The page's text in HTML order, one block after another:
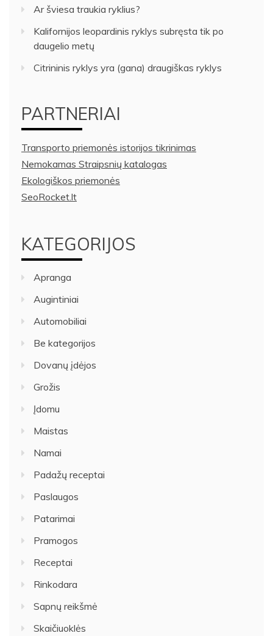
Ar šviesa traukia ryklius?
Kalifornijos leopardinis ryklys subręsta tik po
daugelio metų
Citrininis ryklys yra (gana) draugiškas ryklys
PARTNERIAI
Transporto priemonės istorijos tikrinimas
Nemokamas Straipsnių katalogas
Ekologiškos priemonės
SeoRocket.lt
KATEGORIJOS
Apranga
Augintiniai
Automobiliai
Be kategorijos
Dovanų įdėjos
Grožis
Įdomu
Maistas
Namai
Padažų receptai
Paslaugos
Patarimai
Pramogos
Receptai
Rinkodara
Sapnų reikšmė
Skaičiuoklės